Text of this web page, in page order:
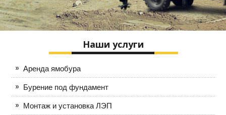
Наши услуги
Аренда ямобура
Бурение под фундамент
Монтаж и установка ЛЭП